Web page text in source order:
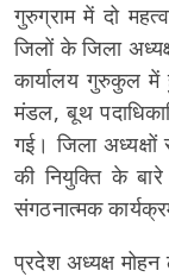
गुरुग्राम में दो
जिलों के जिला
कार्यालय गुरुकुल
मंडल, बूथ
गई। जिला अध्यक्षों
की नियुक्ति के
संगठनात्मक
प्रदेश अध्यक्ष मोहन